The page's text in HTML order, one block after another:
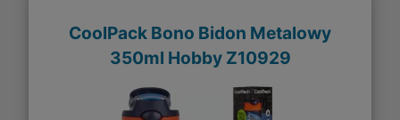
CoolPack Bono Bidon Metalowy
350ml Hobby Z10929